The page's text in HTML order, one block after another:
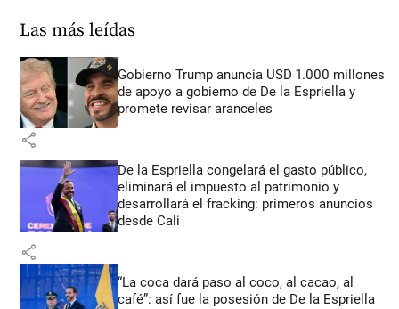
Las más leídas
Gobierno Trump anuncia USD 1.000 millones
de apoyo a gobierno de De la Espriella y
promete revisar aranceles
share
De la Espriella congelará el gasto público,
eliminará el impuesto al patrimonio y
desarrollará el fracking: primeros anuncios
desde Cali
share
“La coca dará paso al coco, al cacao, al
café”: así fue la posesión de De la Espriella